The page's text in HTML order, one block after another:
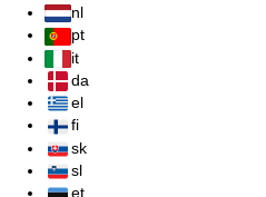
nl
pt
it
da
el
fi
sk
sl
et